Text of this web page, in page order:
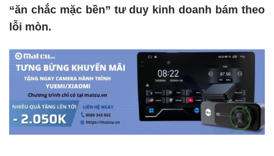
“ăn chắc mặc bền” tư duy kinh doanh bám theo
lỗi mòn.